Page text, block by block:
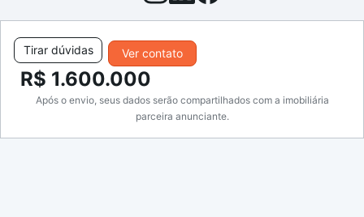
Ver contato
Tirar dúvidas
R$ 1.600.000
Após o envio, seus dados serão compartilhados com a imobiliária
parceira anunciante.